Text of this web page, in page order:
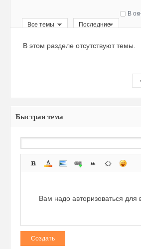
В
Все темы
Последние
В этом разделе отсутствуют темы.
Быстрая тема
Вам надо авторизоваться
Создать